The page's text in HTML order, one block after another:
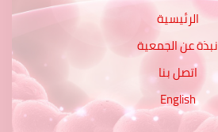
الرئيسية
نبذة عن الجمعية
اتصل بنا
English